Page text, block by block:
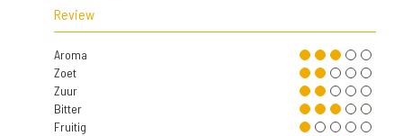
Review
Aroma
Zoet
Zuur
Bitter
Fruitig